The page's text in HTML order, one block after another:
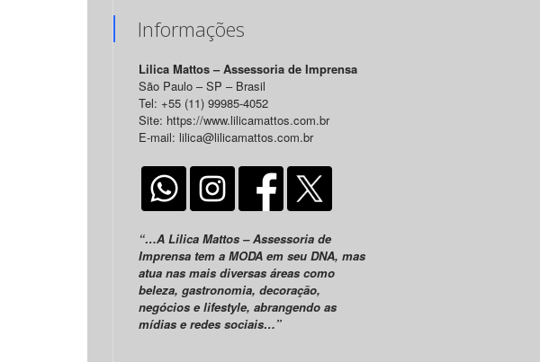
Informações
Lilica Mattos – Assessoria de Imprensa
São Paulo – SP – Brasil
Tel: +55 (11) 99985-4052
Site: https://www.lilicamattos.com.br
E-mail: lilica@lilicamattos.com.br
“…A Lilica Mattos – Assessoria de
Imprensa tem a MODA em seu DNA, mas
atua nas mais diversas áreas como
beleza, gastronomia, decoração,
negócios e lifestyle, abrangendo as
mídias e redes sociais…”